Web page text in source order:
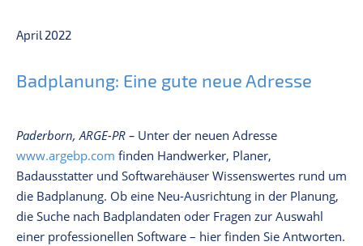
April 2022
Badplanung: Eine gute neue Adresse
Paderborn, ARGE-PR – Unter der neuen Adresse
www.argebp.com finden Handwerker, Planer,
Badausstatter und Softwarehäuser Wissenswertes rund um
die Badplanung. Ob eine Neu-Ausrichtung in der Planung,
die Suche nach Badplandaten oder Fragen zur Auswahl
einer professionellen Software – hier finden Sie Antworten.